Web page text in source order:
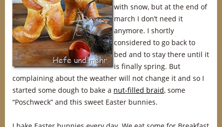
with snow, but at the end of
march I don’t need it
anymore. I shortly
considered to go back to
bed and to stay there until it
is finally spring. But
complaining about the weather will not change it and so I
started some dough to bake a nut-filled braid, some
“Poschweck” and this sweet Easter bunnies.